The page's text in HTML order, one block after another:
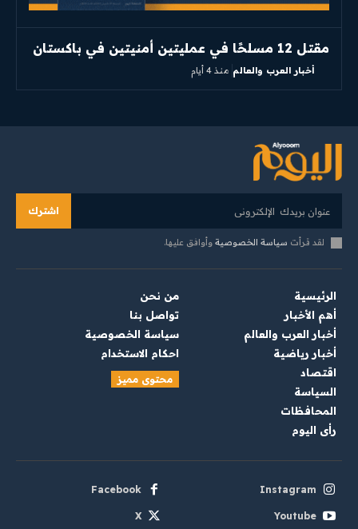
مقتل 12 مسلحًا في عمليتين أمنيتين في باكستان
أخبار العرب والعالم منذ 4 أيام
اشترك
لقد قرأت سياسة الخصوصية وأوافق عليها.
الرئيسية
أهم الأخبار
أخبار العرب والعالم
أخبار رياضية
اقتصاد
السياسة
المحافظات
رأي اليوم
من نحن
تواصل بنا
سياسة الخصوصية
احكام الاستخدام
محتوى مميز
Facebook Instagram
X Youtube